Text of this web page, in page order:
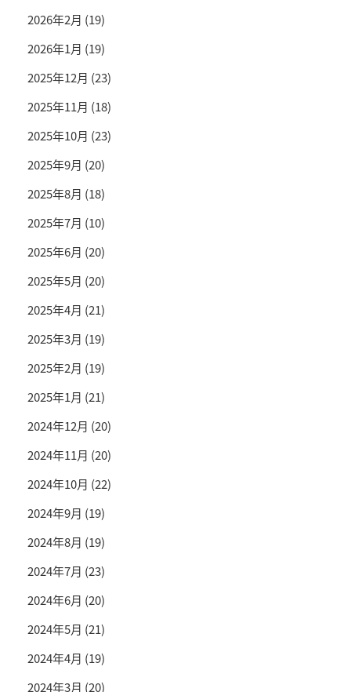
2026年2月 (19)
2026年1月 (19)
2025年12月 (23)
2025年11月 (18)
2025年10月 (23)
2025年9月 (20)
2025年8月 (18)
2025年7月 (10)
2025年6月 (20)
2025年5月 (20)
2025年4月 (21)
2025年3月 (19)
2025年2月 (19)
2025年1月 (21)
2024年12月 (20)
2024年11月 (20)
2024年10月 (22)
2024年9月 (19)
2024年8月 (19)
2024年7月 (23)
2024年6月 (20)
2024年5月 (21)
2024年4月 (19)
2024年3月 (20)